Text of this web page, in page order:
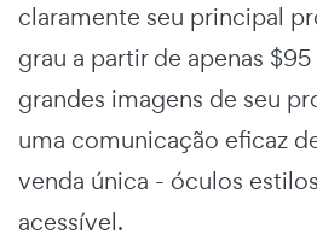
claramente seu principal
grau a partir de apenas
grandes imagens de seu
uma comunicação eficaz
venda única - óculos
acessível.